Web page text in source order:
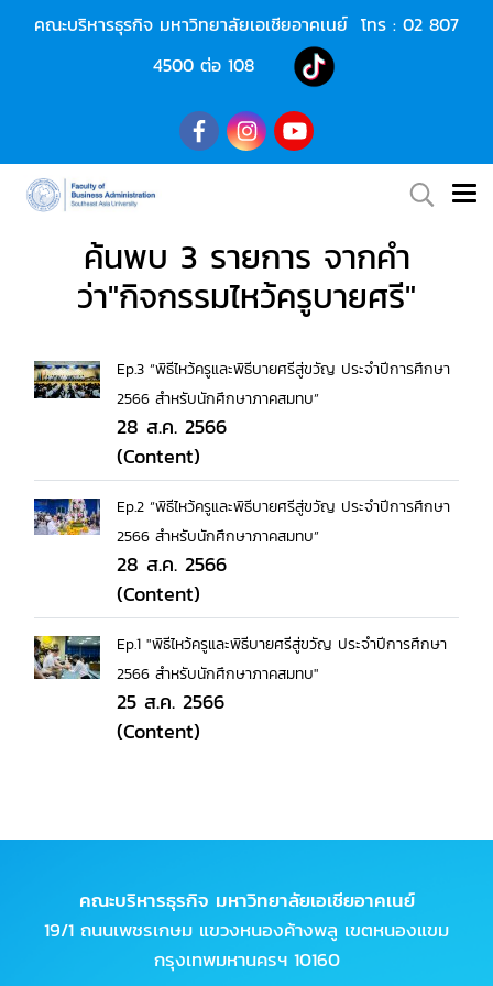
คณะบริหารธุรกิจ มหาวิทยาลัยเอเชียอาคเนย์ โทร : 02 807
4500ต่อ 108
ค้นพบ 3 รายการ จากคำ
ว่า"กิจกรรมไหว้ครูบายศรี"
Ep.3 “พิธีไหว้ครูและพิธีบายศรีสู่ขวัญ ประจำปีการศึกษา
2566 สำหรับนักศึกษาภาคสมทบ”
28 ส.ค. 2566
(Content)
Ep.2 “พิธีไหว้ครูและพิธีบายศรีสู่ขวัญ ประจำปีการศึกษา
2566 สำหรับนักศึกษาภาคสมทบ”
28 ส.ค. 2566
(Content)
Ep.1 "พิธีไหว้ครูและพิธีบายศรีสู่ขวัญ ประจำปีการศึกษา
2566 สำหรับนักศึกษาภาคสมทบ"
25 ส.ค. 2566
(Content)
คณะบริหารธุรกิจ มหาวิทยาลัยเอเชียอาคเนย์
19/1 ถนนเพชรเกษม แขวงหนองค้างพลู เขตหนองแขม
กรุงเทพมหานครฯ 10160